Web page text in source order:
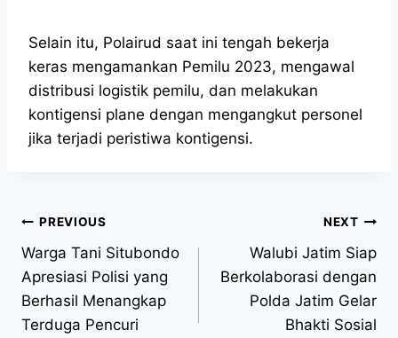
Selain itu, Polairud saat ini tengah bekerja
keras mengamankan Pemilu 2023, mengawal
distribusi logistik pemilu, dan melakukan
kontigensi plane dengan mengangkut personel
jika terjadi peristiwa kontigensi.
PREVIOUS
Warga Tani Situbondo
Apresiasi Polisi yang
Berhasil Menangkap
Terduga Pencuri
NEXT
Walubi Jatim Siap
Berkolaborasi dengan
Polda Jatim Gelar
Bhakti Sosial